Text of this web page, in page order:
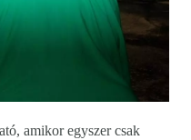
amikor egyszer csak